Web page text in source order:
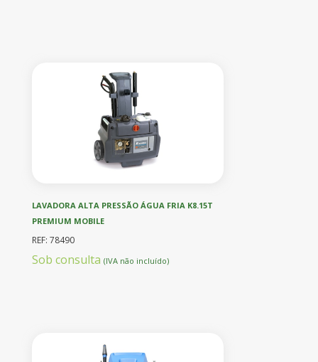
LAVADORA ALTA PRESSÃO ÁGUA FRIA K8.15T
PREMIUM MOBILE
REF: 78490
Sob consulta (IVA não incluído)